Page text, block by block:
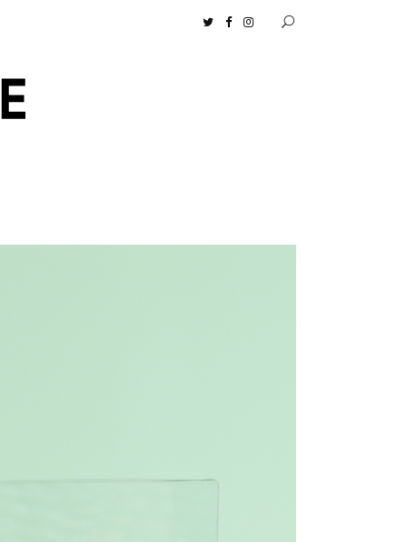
センツ］の生活に馴染むディフューザーナチュラルコスメ好きに一押し！ 松